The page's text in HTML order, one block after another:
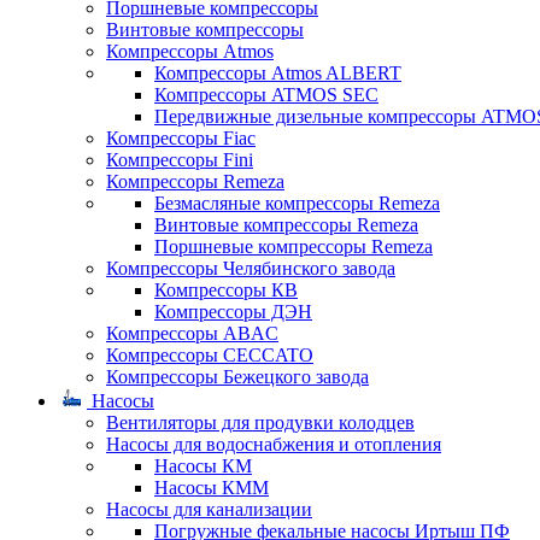
Поршневые компрессоры
Винтовые компрессоры
Компрессоры Atmos
Компрессоры Atmos ALBERT
Компрессоры ATMOS SEC
Передвижные дизельные компрессоры
Компрессоры Fiac
Компрессоры Fini
Компрессоры Remeza
Безмасляные компрессоры Remeza
Винтовые компрессоры Remeza
Поршневые компрессоры Remeza
Компрессоры Челябинского завода
Компрессоры КВ
Компрессоры ДЭН
Компрессоры ABAC
Компрессоры CECCATO
Компрессоры Бежецкого завода
Насосы
Вентиляторы для продувки колодцев
Насосы для водоснабжения и отопления
Насосы КМ
Насосы КММ
Насосы для канализации
Погружные фекальные насосы Иртыш ПФ